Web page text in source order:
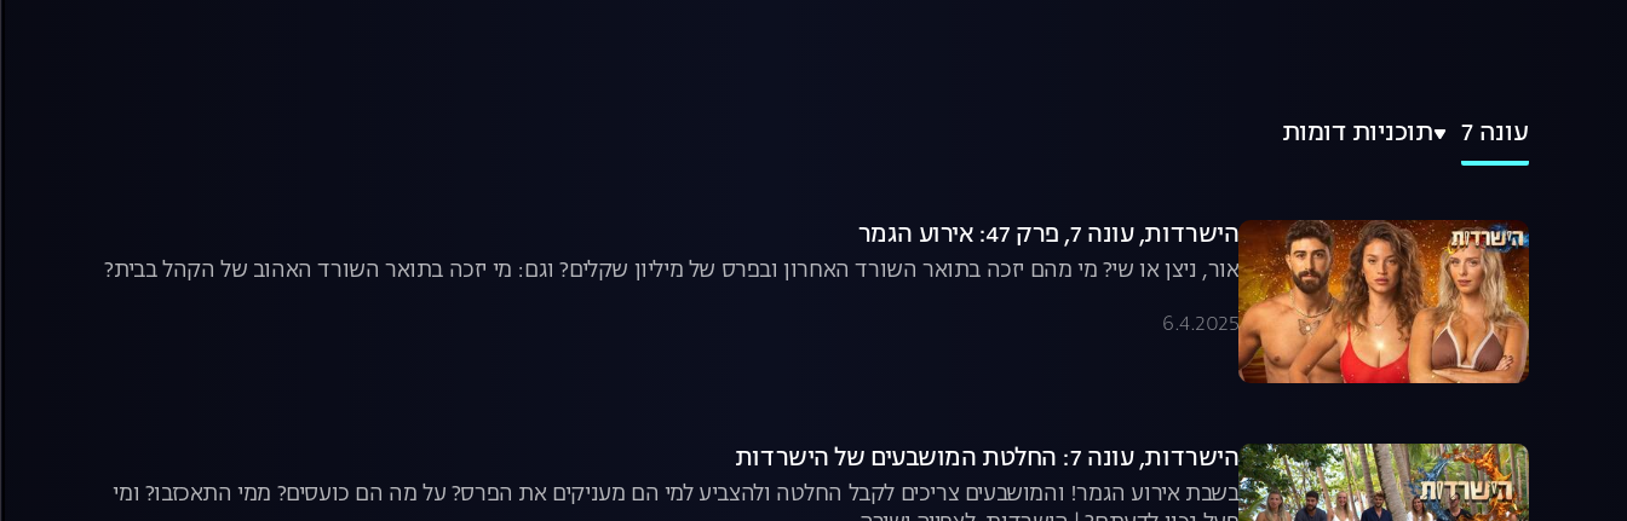
עונה 7 תוכניות דומות
הישרדות, עונה 7, פרק 47: אירוע הגמר
אור, ניצן או שי? מי מהם יזכה בתואר השורד האחרון ובפרס של מיליון שקלים? וגם: מי יזכה בתואר השורד האהוב של הקהל בבית?
6.4.2025
הישרדות, עונה 7: החלטת המושבעים של הישרדות
בשבת אירוע הגמר! והמושבעים צריכים לקבל החלטה ולהצביע למי הם מעניקים את הפרס? על מה הם כועסים? ממי התאכזבו? ומי